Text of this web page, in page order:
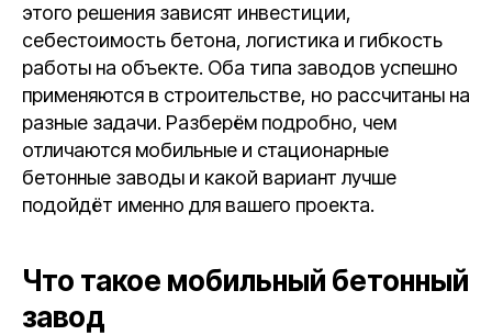
этого решения зависят инвестиции,
себестоимость бетона, логистика и гибкость
работы на объекте. Оба типа заводов успешно
применяются в строительстве, но рассчитаны на
разные задачи. Разберём подробно, чем
отличаются мобильные и стационарные
бетонные заводы и какой вариант лучше
подойдёт именно для вашего проекта.
Что такое мобильный бетонный
завод